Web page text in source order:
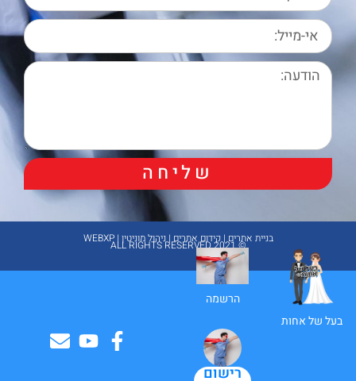
שליחה
בניית אתרים | קידום אתרים | ניהול מוניטין | WEBXP
© 2021 ALL RIGHTS RESERVED​
בעל של אחות
הרשמה
רישום